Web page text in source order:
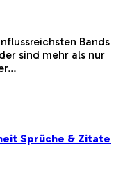
Bands
sind mehr als nur
Sprüche & Zitate